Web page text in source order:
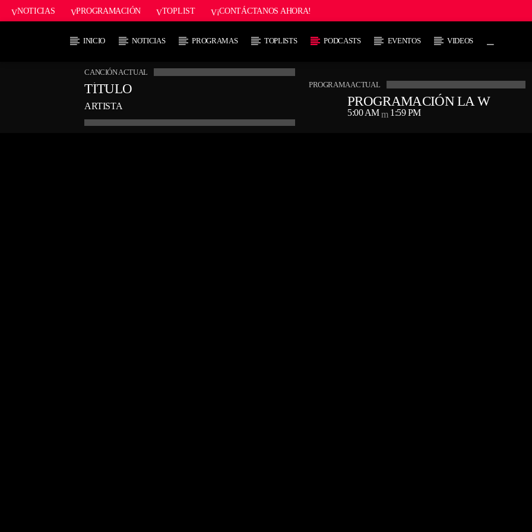
NOTICIAS PROGRAMACIÓN TOPLIST ¡CONTÁCTANOS AHORA!
INICIO NOTICIAS PROGRAMAS TOPLISTS PODCASTS EVENTOS VIDEOS
CANCIÓN ACTUAL
TÍTULO
ARTISTA
PROGRAMA ACTUAL
PROGRAMACIÓN LA W
5:00 AM 1:59 PM